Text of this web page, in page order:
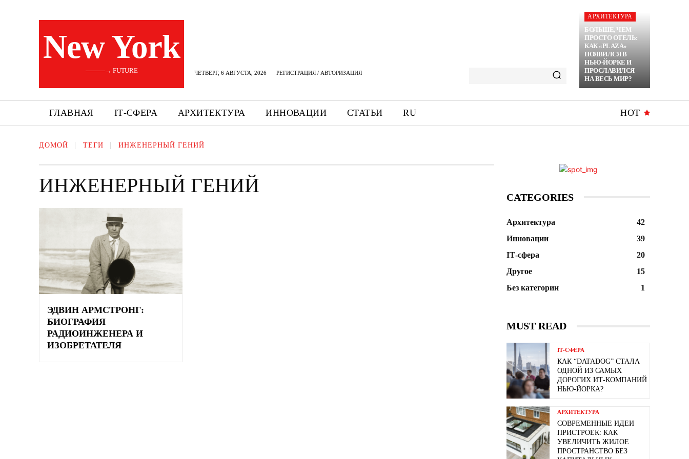
New York
———→ FUTURE ЧЕТВЕРГ, 6 АВГУСТА, 2026 РЕГИСТРАЦИЯ / АВТОРИЗАЦИЯ
АРХИТЕКТУРА
БОЛЬШЕ, ЧЕМ
ПРОСТО ОТЕЛЬ:
КАК «PLAZA»
ПОЯВИЛСЯ В
НЬЮ-ЙОРКЕ И
ПРОСЛАВИЛСЯ
НА ВЕСЬ МИР?
ГЛАВНАЯ ІТ-СФЕРА АРХИТЕКТУРА ИННОВАЦИИ СТАТЬИ RU HOT
ДОМОЙ ТЕГИ ИНЖЕНЕРНЫЙ ГЕНИЙ
ИНЖЕНЕРНЫЙ ГЕНИЙ
ЭДВИН АРМСТРОНГ:
БИОГРАФИЯ
РАДИОИНЖЕНЕРА И
ИЗОБРЕТАТЕЛЯ
CATEGORIES
Архитектура
42
Инновации
39
ІТ-сфера
20
Другое
15
Без категории
1
MUST READ
ІТ-СФЕРА
КАК “DATADOG” СТАЛА
ОДНОЙ ИЗ САМЫХ
ДОРОГИХ ИТ-КОМПАНИЙ
НЬЮ-ЙОРКА?
АРХИТЕКТУРА
СОВРЕМЕННЫЕ ИДЕИ
ПРИСТРОЕК: КАК
УВЕЛИЧИТЬ ЖИЛОЕ
ПРОСТРАНСТВО БЕЗ